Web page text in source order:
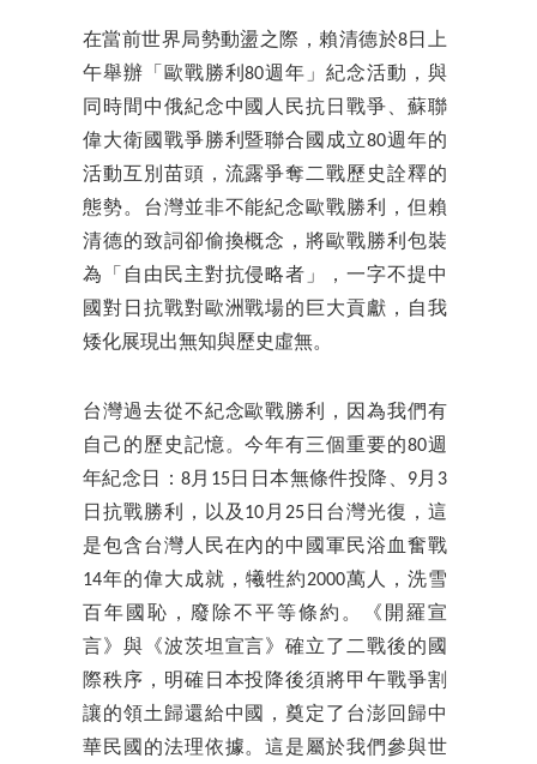
在當前世界局勢動盪之際，賴清德於8日上
午舉辦「歐戰勝利80週年」紀念活動，與
同時間中俄紀念中國人民抗日戰爭、蘇聯
偉大衛國戰爭勝利暨聯合國成立80週年的
活動互別苗頭，流露爭奪二戰歷史詮釋的
態勢。台灣並非不能紀念歐戰勝利，但賴
清德的致詞卻偷換概念，將歐戰勝利包裝
為「自由民主對抗侵略者」，一字不提中
國對日抗戰對歐洲戰場的巨大貢獻，自我
矮化展現出無知與歷史虛無。
台灣過去從不紀念歐戰勝利，因為我們有
自己的歷史記憶。今年有三個重要的80週
年紀念日：8月15日日本無條件投降、9月3
日抗戰勝利，以及10月25日台灣光復，這
是包含台灣人民在內的中國軍民浴血奮戰
14年的偉大成就，犧牲約2000萬人，洗雪
百年國恥，廢除不平等條約。《開羅宣
言》與《波茨坦宣言》確立了二戰後的國
際秩序，明確日本投降後須將甲午戰爭割
讓的領土歸還給中國，奠定了台澎回歸中
華民國的法理依據。這是屬於我們參與世